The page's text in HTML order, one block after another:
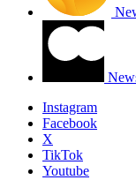
Instagram
Facebook
X
TikTok
Youtube